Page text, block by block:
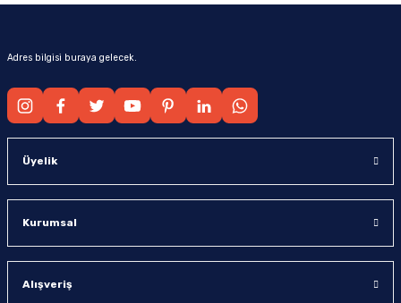
Adres bilgisi buraya gelecek.
Üyelik
Kurumsal
Alışveriş